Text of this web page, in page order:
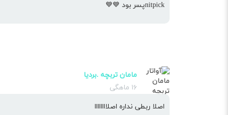
nitpickپسر بود 💙💙
مامان تربچه .بردیا
۱۶ ماهگی
اصلا ربطی نداره اصلاااااااا